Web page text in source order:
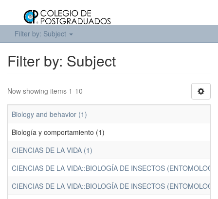
Filter by: Subject
Filter by: Subject
Now showing items 1-10
Biology and behavior (1)
Biología y comportamiento (1)
CIENCIAS DE LA VIDA (1)
CIENCIAS DE LA VIDA::BIOLOGÍA DE INSECTOS
CIENCIAS DE LA VIDA::BIOLOGÍA DE INSECTOS